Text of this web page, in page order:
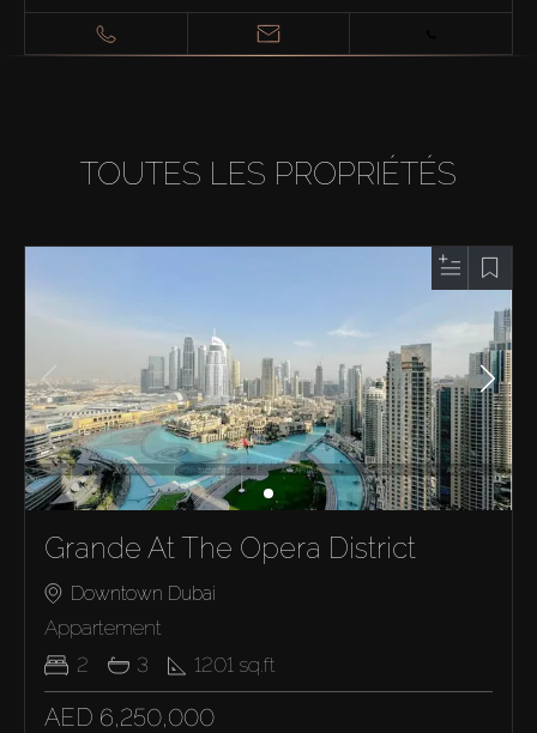
TOUTES LES PROPRIÉTÉS
Grande At The Opera District
Downtown Dubai
Appartement
2
3 1201 sq.ft
AED 6,250,000